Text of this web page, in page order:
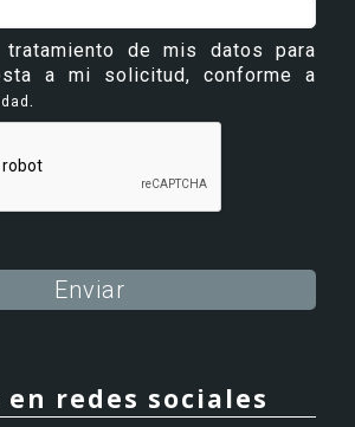
de mis datos para
a mi solicitud, conforme a
.
en redes sociales